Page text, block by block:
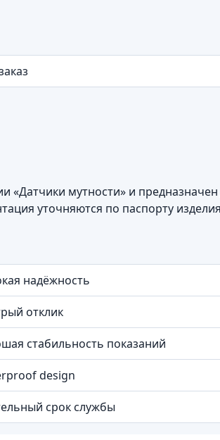
«Датчики мутности» и
уточняются по паспорту
надёжность
отклик
стабильность показаний
design
срок службы